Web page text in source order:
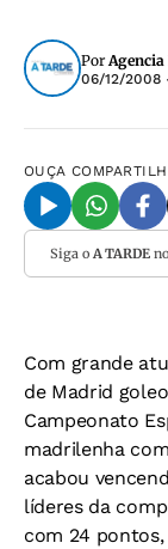
PorAgencia
06/12/2008
OUÇA
Siga o A TARDEno
Com grande
de Madrid
Campeonato
madrilenha
acabou
líderes da
com 24